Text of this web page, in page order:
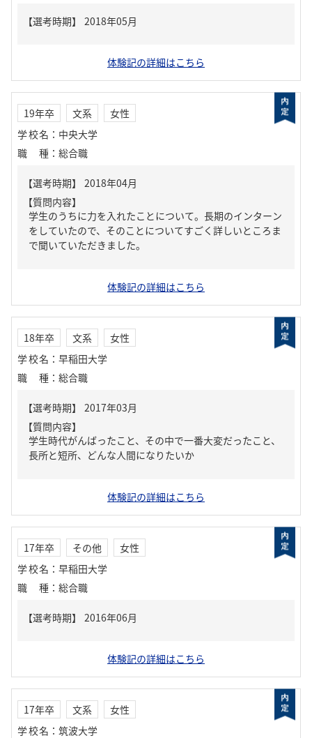
体験記の詳細はこちら
19年卒 文系
女性
学校名 ： 中央大学
職種 ： 総合職
【質問内容】
学生のうちに力を入れたことについて。長期のインターン
をしていたので、そのことについてすごく詳しいところま
で聞いていただきました。
体験記の詳細はこちら
18年卒 文系
女性
学校名 ： 早稲田大学
職種 ： 総合職
【質問内容】
学生時代がんばったこと、その中で一番大変だったこと、
長所と短所、どんな人間になりたいか
体験記の詳細はこちら
17年卒 その他
女性
学校名 ： 早稲田大学
職種 ： 総合職
体験記の詳細はこちら
17年卒 文系
女性
学校名 ： 筑波大学